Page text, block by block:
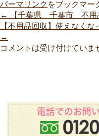
パーマリンク をブックマー
←
【千葉県 千葉市 不
【不用品回収】使えなく
→
コメントは受け付けていま